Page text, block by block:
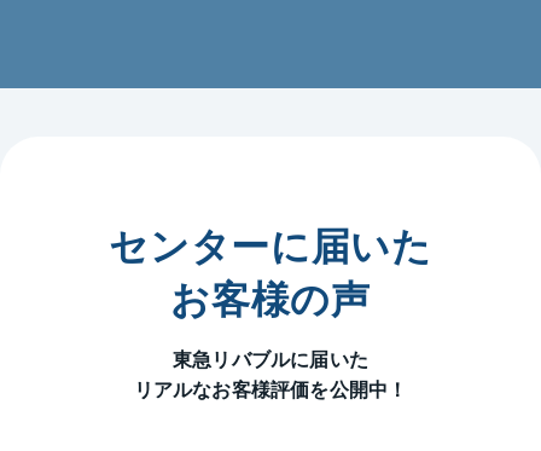
＜東急リバブルの総合力＞
選ばれている実績があります。
●全国ネットワーク
全国に広がるリバブルネットワーク（200カ所以上）と
り、豊富な経験から生まれるオーダーメイドの解決策
をご提示致します。
センターに届いた
お客様の声
東急リバブルに届いた
リアルなお客様評価を公開中！